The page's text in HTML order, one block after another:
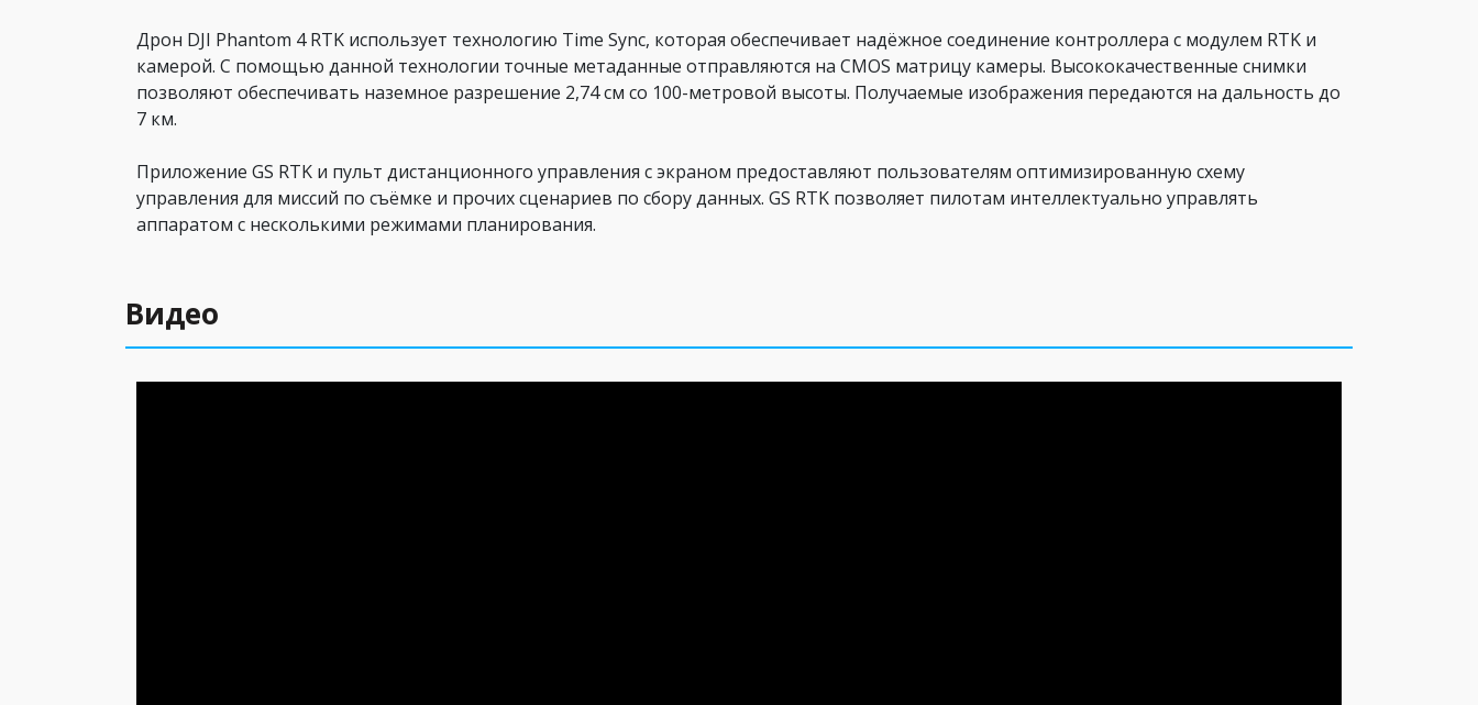
Дрон DJI Phantom 4 RTK использует технологию Time Sync, которая обеспечивает надёжное соединение контроллера с модулем RTK и
камерой. С помощью данной технологии точные метаданные отправляются на CMOS матрицу камеры. Высококачественные снимки
позволяют обеспечивать наземное разрешение 2,74 см со 100-метровой высоты. Получаемые изображения передаются на дальность до
7 км.
Приложение GS RTK и пульт дистанционного управления с экраном предоставляют пользователям оптимизированную схему
управления для миссий по съёмке и прочих сценариев по сбору данных. GS RTK позволяет пилотам интеллектуально управлять
аппаратом с несколькими режимами планирования.
Видео